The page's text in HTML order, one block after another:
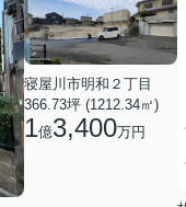
寝屋川市明和２丁目
366.73坪 (1212.34㎡)
1億3,400万円